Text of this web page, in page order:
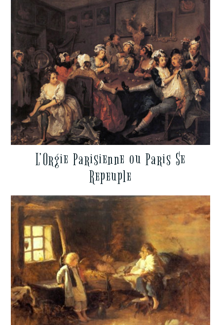
L’Orgie Parisienne ou Paris Se
Repeuple